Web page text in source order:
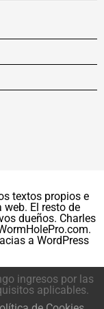
textos propios e
El resto de
dueños. Charles
a WordPress
ingresos por las
aplicables.